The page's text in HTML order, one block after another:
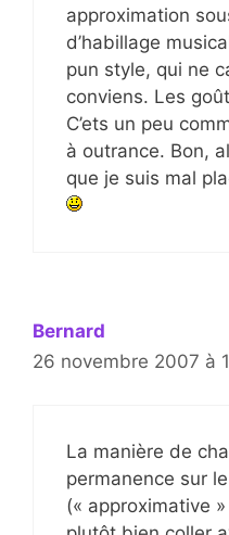
approximation
d’habillage
pun style, qui ne
conviens. Les
C’ets un peu
à outrance. Bon,
que je suis mal
Bernard
26 novembre 2007 à
La manière de
permanence sur
(« approximative